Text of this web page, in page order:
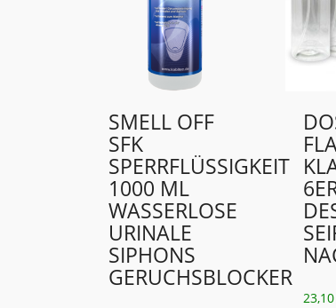
SMELL OFF
SFK
SPERRFLÜSSIGKEIT
1000 ML
WASSERLOSE
URINALE
SIPHONS
GERUCHSBLOCKER